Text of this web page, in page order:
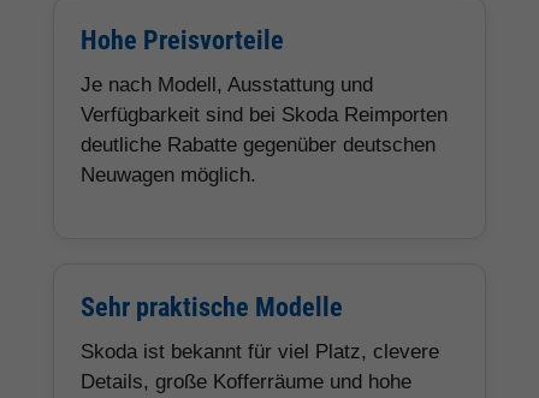
Hohe Preisvorteile
Je nach Modell, Ausstattung und
Verfügbarkeit sind bei Skoda Reimporten
deutliche Rabatte gegenüber deutschen
Neuwagen möglich.
Sehr praktische Modelle
Skoda ist bekannt für viel Platz, clevere
Details, große Kofferräume und hohe